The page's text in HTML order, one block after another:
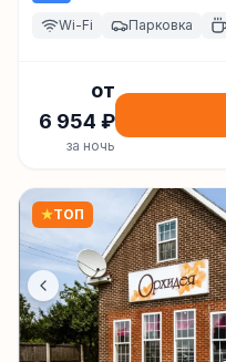
Wi-Fi Парковка
от
6 954 ₽
за ночь
★ТОП